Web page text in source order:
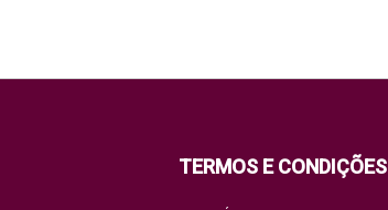
TERMOS E CONDIÇÕES